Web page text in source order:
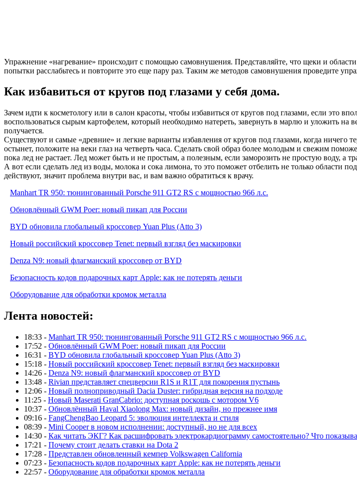
Упражнение «нагревание» происходит с помощью самовнушения. Представляйте, что щеки и
попытки расслабьтесь и повторите это еще пару раз. Таким же методов самовнушения проведите
Как избавиться от кругов под глазами у себя дома.
Зачем идти к косметологу или в салон красоты, чтобы избавиться от кругов под глазами, если
воспользоваться сырым картофелем, который необходимо натереть, завернуть в марлю и уложить
получается.
Существуют и самые «древние» и легкие варианты избавления от кругов под глазами, когда ничего
остынет, положите на веки глаз на четверть часа. Сделать свой образ более молодым и свежим
пока лед не растает. Лед может быть и не простым, а полезным, если заморозить не простую воду, а
А вот если сделать лед из воды, молока и сока лимона, то это поможет отбелить не только области
действуют, значит проблема внутри вас, и вам важно обратиться к врачу.
Manhart TR 950: тюнингованный Porsche 911 GT2 RS с мощностью 966 л.с.
Обновлённый GWM Poer: новый пикап для России
BYD обновила глобальный кроссовер Yuan Plus (Atto 3)
Новый российский кроссовер Tenet: первый взгляд без маскировки
Denza N9: новый флагманский кроссовер от BYD
Безопасность кодов подарочных карт Apple: как не потерять деньги
Оборудование для обработки кромок металла
Лента новостей:
18:33 - Manhart TR 950: тюнингованный Porsche 911 GT2 RS с мощностью 966 л.с.
17:52 - Обновлённый GWM Poer: новый пикап для России
16:31 - BYD обновила глобальный кроссовер Yuan Plus (Atto 3)
15:18 - Новый российский кроссовер Tenet: первый взгляд без маскировки
14:26 - Denza N9: новый флагманский кроссовер от BYD
13:48 - Rivian представляет спецверсии R1S и R1T для покорения пустынь
12:06 - Новый полноприводный Dacia Duster: гибридная версия на подходе
11:25 - Новый Maserati GranCabrio: доступная роскошь с мотором V6
10:37 - Обновлённый Haval Xiaolong Max: новый дизайн, но прежнее имя
09:16 - FangChengBao Leopard 5: эволюция интеллекта и стиля
08:39 - Mini Cooper в новом исполнении: доступный, но не для всех
14:30 - Как читать ЭКГ? Как расшифровать электрокардиограмму самостоятельно? Что
17:21 - Почему стоит делать ставки на Dota 2
17:28 - Представлен обновленный кемпер Volkswagen California
07:23 - Безопасность кодов подарочных карт Apple: как не потерять деньги
22:57 - Оборудование для обработки кромок металла